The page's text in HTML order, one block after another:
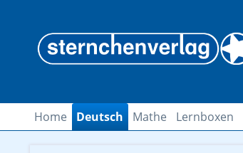
Home Deutsch Mathe Lernboxen